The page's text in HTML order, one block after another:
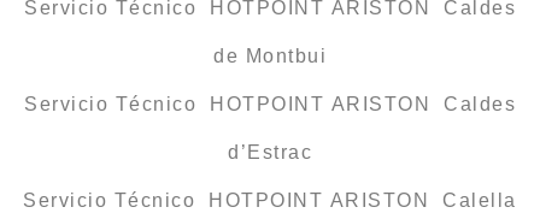
Servicio Técnico HOTPOINT ARISTON Caldes
de Montbui
Servicio Técnico HOTPOINT ARISTON Caldes
d’Estrac
Servicio Técnico HOTPOINT ARISTON Calella